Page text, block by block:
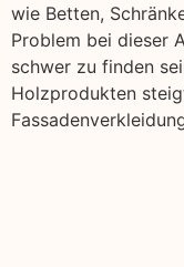
wie Betten,
Problem bei dieser
schwer zu finden
Holzprodukten